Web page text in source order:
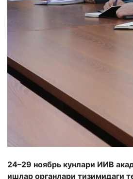
24–29 ноябрь кунлари ИИВ
ишлар органлари тизимидаги